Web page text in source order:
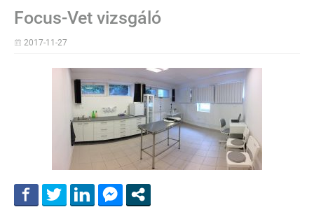
Focus-Vet vizsgáló
2017-11-27